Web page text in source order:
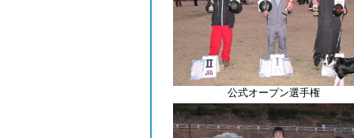
公式オープン選手権